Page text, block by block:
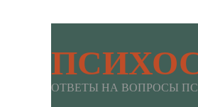
ОТВЕТЫ НА ВОПРОСЫ